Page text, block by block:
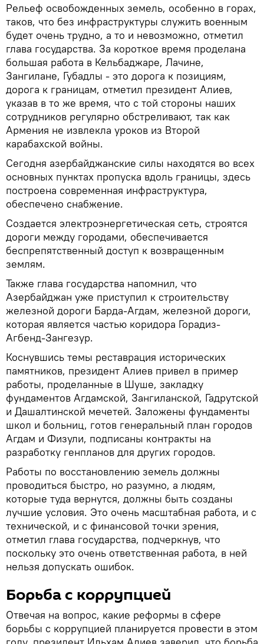
Рельеф освобожденных земель, особенно в горах,
таков, что без инфраструктуры служить военным
будет очень трудно, а то и невозможно, отметил
глава государства. За короткое время проделана
большая работа в Кельбаджаре, Лачине,
Зангилане, Губадлы - это дорога к позициям,
дорога к границам, отметил президент Алиев,
указав в то же время, что с той стороны наших
сотрудников регулярно обстреливают, так как
Армения не извлекла уроков из Второй
карабахской войны.
Сегодня азербайджанские силы находятся во всех
основных пунктах пропуска вдоль границы, здесь
построена современная инфраструктура,
обеспечено снабжение.
Создается электроэнергетическая сеть, строятся
дороги между городами, обеспечивается
беспрепятственный доступ к возвращенным
землям.
Также глава государства напомнил, что
Азербайджан уже приступил к строительству
железной дороги Барда-Агдам, железной дороги,
которая является частью коридора Горадиз-
Агбенд-Зангезур.
Коснувшись темы реставрация исторических
памятников, президент Алиев привел в пример
работы, проделанные в Шуше, закладку
фундаментов Агдамской, Зангиланской, Гадрутской
и Дашалтинской мечетей. Заложены фундаменты
школ и больниц, готов генеральный план городов
Агдам и Физули, подписаны контракты на
разработку генпланов для других городов.
Работы по восстановлению земель должны
проводиться быстро, но разумно, а людям,
которые туда вернутся, должны быть созданы
лучшие условия. Это очень масштабная работа, и с
технической, и с финансовой точки зрения,
отметил глава государства, подчеркнув, что
поскольку это очень ответственная работа, в ней
нельзя допускать ошибок.
Борьба с коррупцией
Отвечая на вопрос, какие реформы в сфере
борьбы с коррупцией планируется провести в этом